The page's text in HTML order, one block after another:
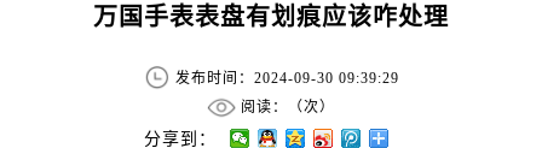
万国手表表盘有划痕应该咋处理
发布时间：2024-09-30 09:39:29
阅读：（次）
分享到：